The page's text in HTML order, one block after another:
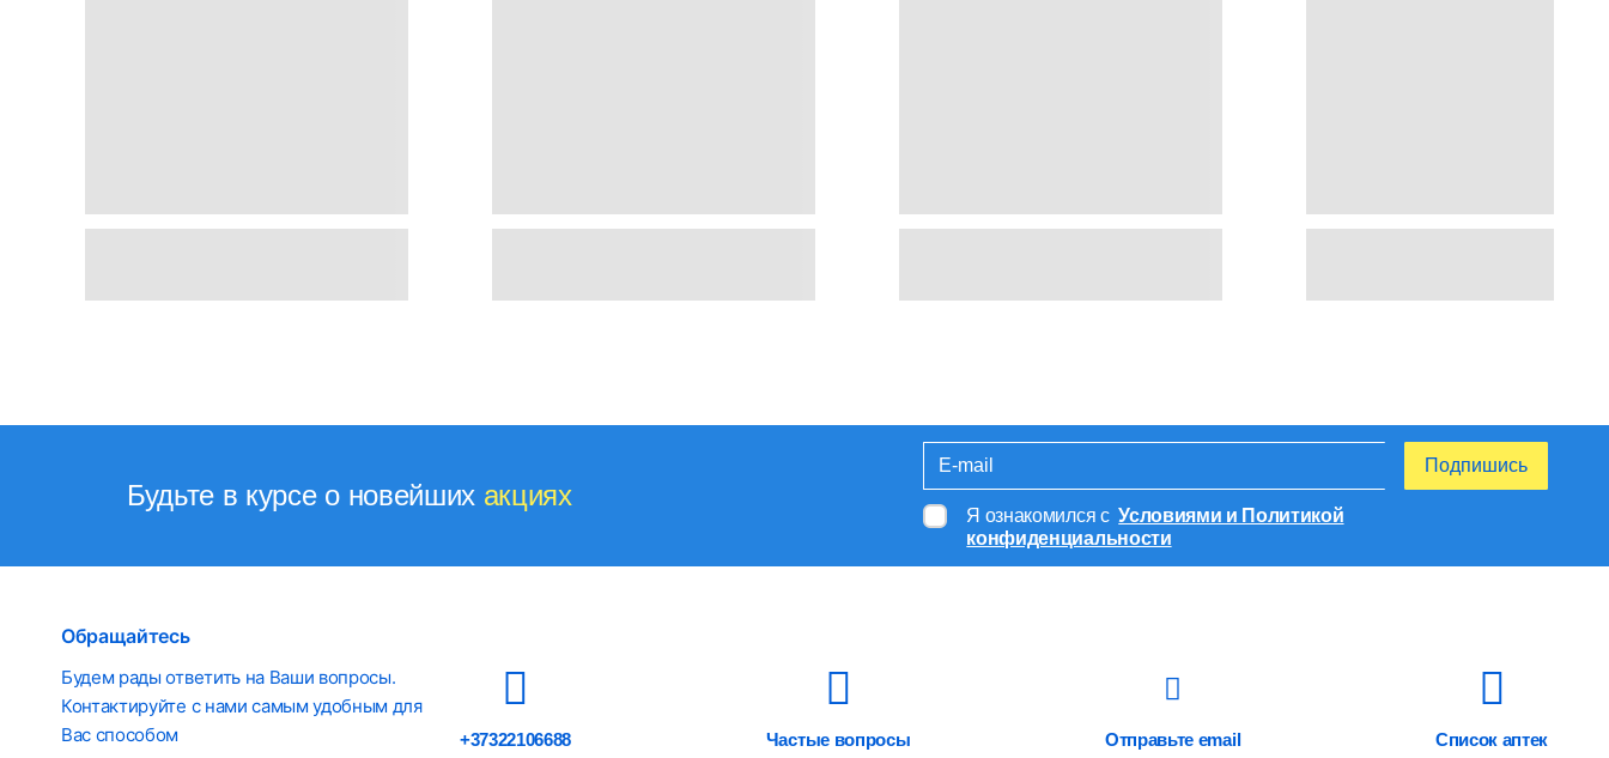
Будьте в курсе о новейших акциях
Я ознакомился с Условиями и Политикой
конфиденциальности
Подпишись
Обращайтесь
Будем рады ответить на Ваши вопросы.
Контактируйте с нами самым удобным для
Вас способом
+37322106688 Частые вопросы Отправьте email Список аптек